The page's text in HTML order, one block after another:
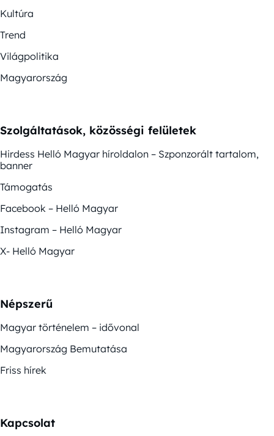
Kultúra
Trend
Világpolitika
Magyarország
Szolgáltatások, közösségi felületek
Hirdess Helló Magyar híroldalon – Szponzorált tartalom,
banner
Támogatás
Facebook – Helló Magyar
Instagram – Helló Magyar
X- Helló Magyar
Népszerű
Magyar történelem – idővonal
Magyarország Bemutatása
Friss hírek
Kapcsolat